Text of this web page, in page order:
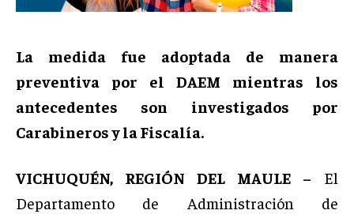
La medida fue adoptada de manera
preventiva por el DAEM mientras los
antecedentes son investigados por
Carabineros y la Fiscalía.
VICHUQUÉN, REGIÓN DEL MAULE – El
Departamento de Administración de